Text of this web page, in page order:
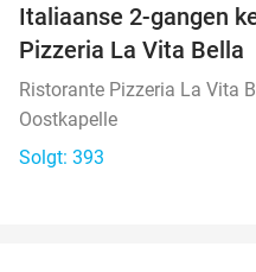
Italiaanse 2-gangen
Pizzeria La Vita Bella
Ristorante Pizzeria La Vita
Oostkapelle
Solgt: 393